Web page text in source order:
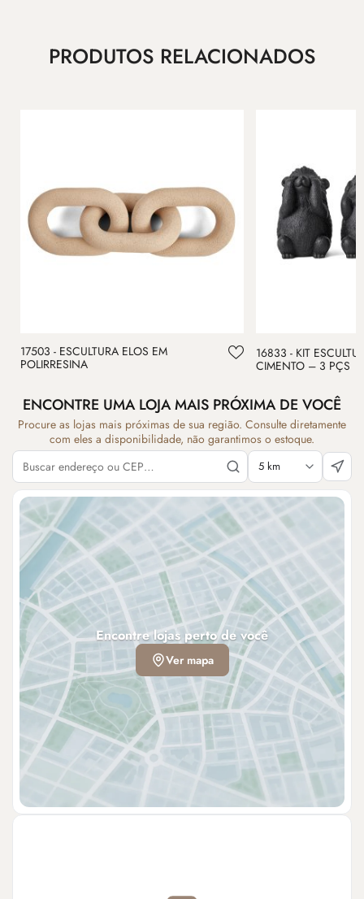
PRODUTOS RELACIONADOS
17503 - ESCULTURA ELOS EM
POLIRRESINA
16833 - KIT
CIMENTO – 3 PÇS
ENCONTRE UMA LOJA MAIS PRÓXIMA DE VOCÊ
Procure as lojas mais próximas de sua região. Consulte diretamente
com eles a disponibilidade, não garantimos o estoque.
Encontre lojas perto de você
Ver mapa